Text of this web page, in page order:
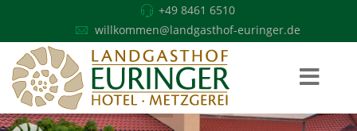
+49 8461 6510
willkommen@landgasthof-euringer.de